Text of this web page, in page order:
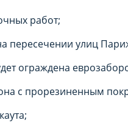
работ;
пересечении улиц
ограждена
с прорезиненным
можете
запоминает Ваш
согласие) в
можете
запоминает Ваш
согласие) в